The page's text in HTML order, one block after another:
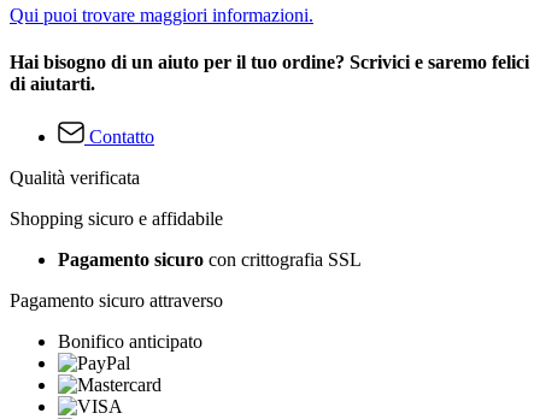
Qui puoi trovare maggiori informazioni.
Hai bisogno di un aiuto per il tuo ordine? Scrivici e saremo felici
di aiutarti.
Contatto
Qualità verificata
Shopping sicuro e affidabile
Pagamento sicuro con crittografia SSL
Pagamento sicuro attraverso
Bonifico anticipato